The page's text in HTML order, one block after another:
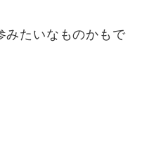
みたいなものかもで